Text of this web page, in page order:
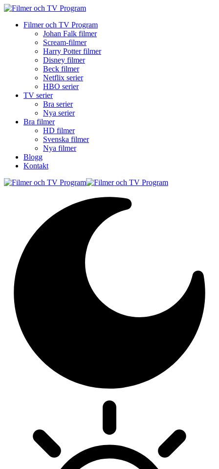
Filmer och TV Program
Johan Falk filmer
Scream-filmer
Harry Potter filmer
Disney filmer
Beck filmer
Netflix serier
HBO serier
TV serier
Bra serier
Nya serier
Bra filmer
HD filmer
Svenska filmer
Nya filmer
Blogg
Kontakt